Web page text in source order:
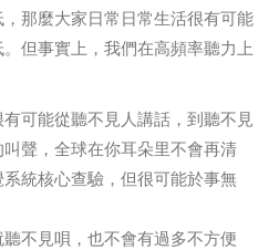
那麼大家日常日常生活很有可能
但事實上，我們在高頻率聽力上
可能從聽不見人講話，到聽不見
聲，全球在你耳朵里不會再清
統核心查驗，但很可能於事無
不見唄，也不會有過多不方便